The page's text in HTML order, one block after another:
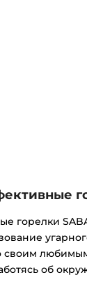
горелки
своим
об